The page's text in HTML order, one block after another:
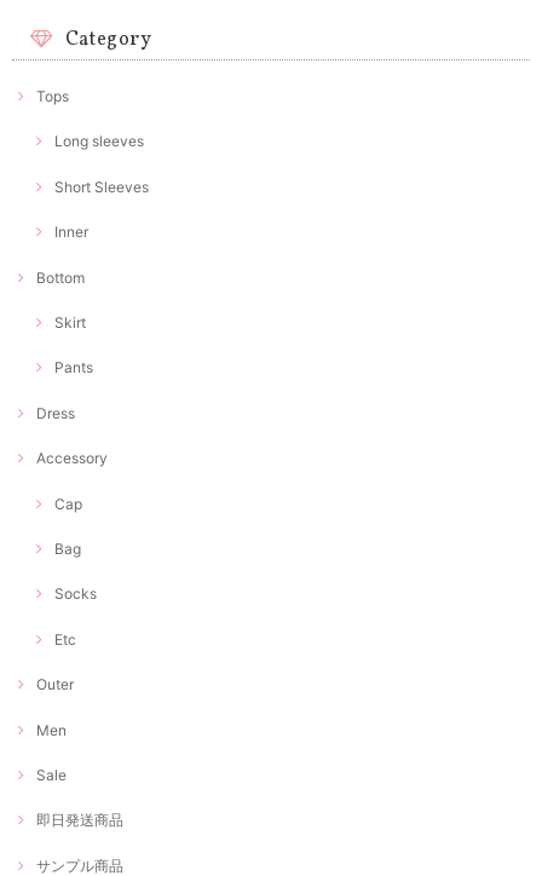
Category
Tops
Long sleeves
Short Sleeves
Inner
Bottom
Skirt
Pants
Dress
Accessory
Cap
Bag
Socks
Etc
Outer
Men
Sale
即日発送商品
サンプル商品